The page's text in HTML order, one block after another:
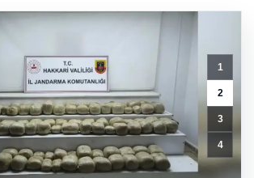
1
2
3
4